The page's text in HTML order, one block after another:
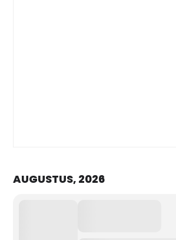
AUGUSTUS, 2026